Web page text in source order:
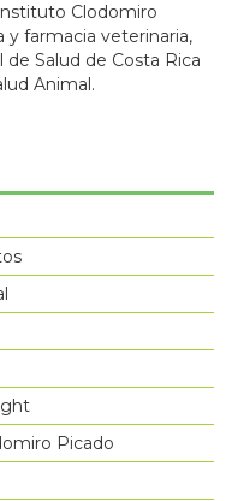
Clodomiro
y farmacia veterinaria,
Salud de Costa Rica
Animal.
Picado